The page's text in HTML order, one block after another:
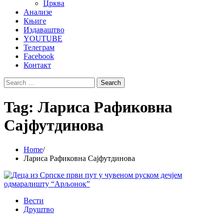
Црква
Анализе
Књиге
Издаваштво
YOUTUBE
Телеграм
Facebook
Контакт
Search
for:
Tag: Лариса Рафиковна
Сајфутдинова
Home
Лариса Рафиковна Сајфутдинова
Вести
Друштво